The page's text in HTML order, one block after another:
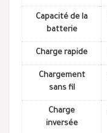
Capacité de la
batterie
Charge rapide
Chargement
sans fil
Charge
inversée